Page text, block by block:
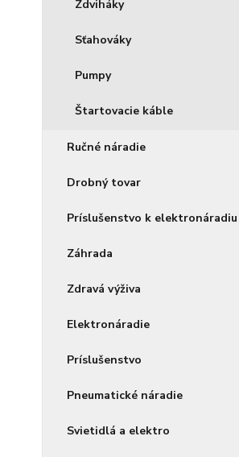
Zdviháky
Sťahováky
Pumpy
Štartovacie káble
Ručné náradie
Drobný tovar
Príslušenstvo k elektronáradiu
Záhrada
Zdravá výživa
Elektronáradie
Príslušenstvo
Pneumatické náradie
Svietidlá a elektro